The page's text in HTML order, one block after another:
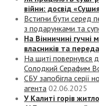
війни: досвід
Встигни бути серед
з подарунками та
На Вінничині
власників та
На щиті повернувся
Солодкий Серафим
СБУ запобігла серії
агента 02.06.2025
У Калиті горів